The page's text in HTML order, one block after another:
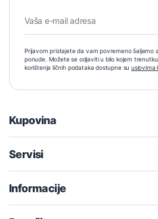
Prijavom pristajete da vam povremeno šaljemo
ponude. Možete se odjaviti u bilo kojem
korištenja ličnih podataka dostupne su uslovima
Kupovina
Servisi
Informacije